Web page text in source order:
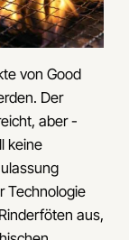
von Good
Der
aber -
keine
Technologie
aus,